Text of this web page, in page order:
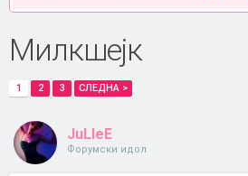
Милкшејк
1 2 3 СЛЕДНА >
JuLleE
Форумски идол